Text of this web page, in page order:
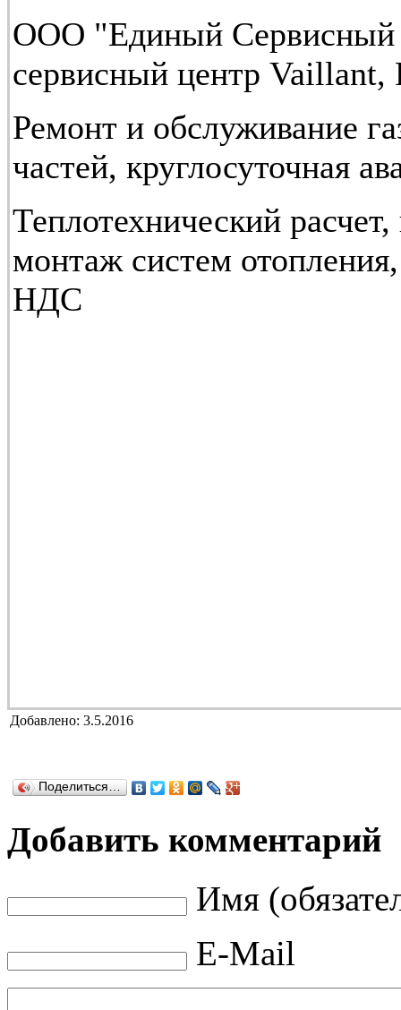
ООО "Единый Сервисный
сервисный центр
Ремонт и обслуживание
частей, круглосуточная
Теплотехнический
монтаж систем
НДС
Добавлено: 3.5.2016
Поделиться…
Добавить комментарий
Имя
E-Mail